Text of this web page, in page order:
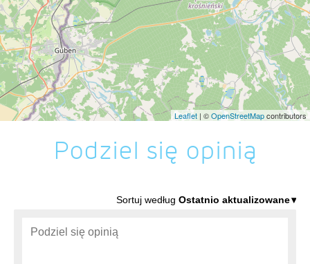
Leaflet | ©OpenStreetMapcontributors
Podziel się opinią